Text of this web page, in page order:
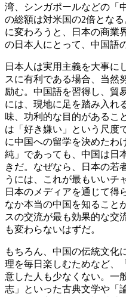
湾、シンガポールなどの「
の総額は対米国の2倍とな
に変わろうと、日本の商業
の日本人にとって、中国語
日本人は実用主義を大事に
スに有利である場合、当然
励む。中国語を習得し、貿
には、現地に足を踏み入れ
味、功利的な目的があるこ
は「好き嫌い」という尺度
に中国への留学を決めたわ
純」であっても、中国は日
きだ。なぜなら、日本の若
うには、これが最もいいチ
日本のメディアを通じて得
なか本当の中国を知ること
スの交流が最も効果的な交
も変わらないはずだ。
もちろん、中国の伝統文化
理を毎日楽しむためなど、
意した人も少なくない。一
志」といった古典文学や「